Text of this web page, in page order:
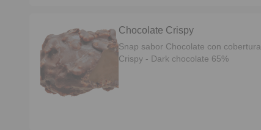
Chocolate Crispy
Snap sabor Chocolate con cobertura
Crispy - Dark chocolate 65%